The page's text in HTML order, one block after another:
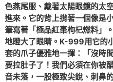
色燕尾服、戴著太陽眼鏡的太
進來。它的背上揹著一個像是
筆寫著「極品紅棗枸杞燃料
地瞪大了眼睛。K-999用它的
套的爪子優雅地一揮：「沒時
要拉肚子了！我們必須在你被
音未落，一股極致尖銳、刺鼻